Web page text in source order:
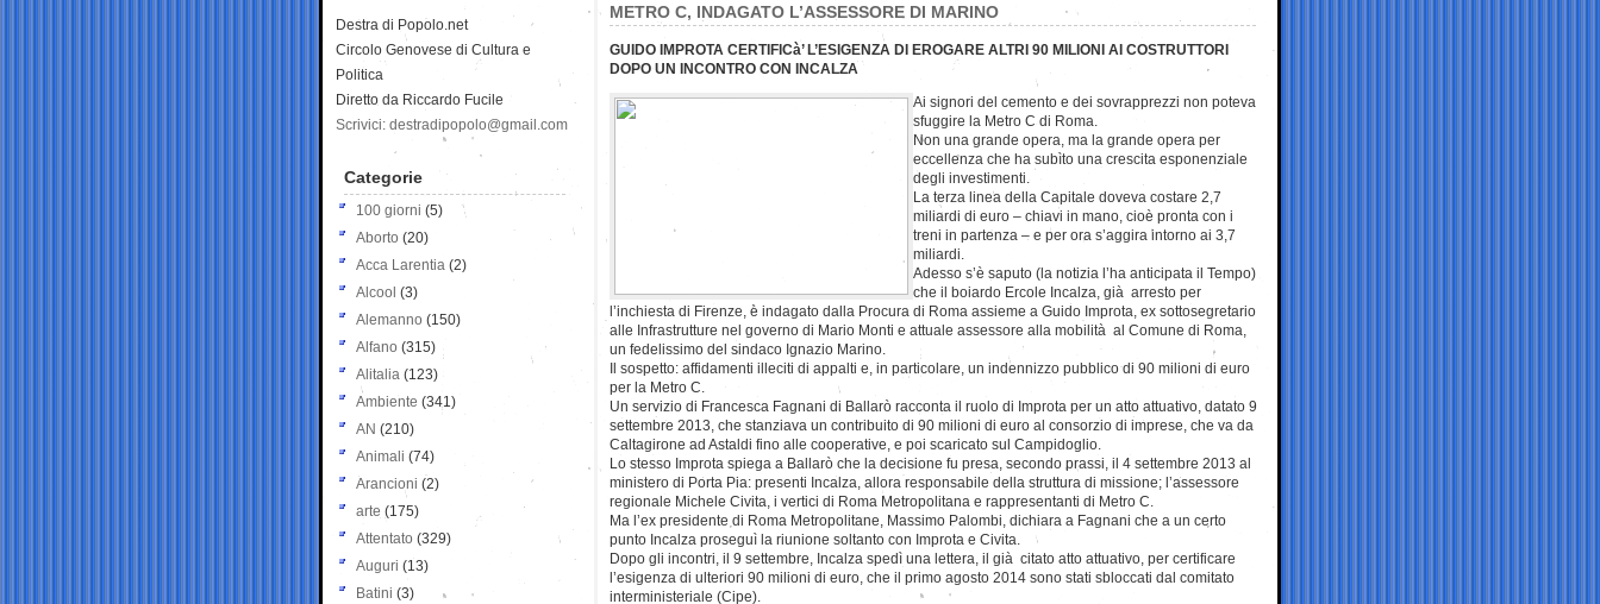
METRO C, INDAGATO L’ASSESSORE DI MARINO
GUIDO IMPROTA CERTIFICà’ L’ESIGENZA DI EROGARE ALTRI 90 MILIONI AI COSTRUTTORI
DOPO UN INCONTRO CON INCALZA
Ai signori del cemento e dei sovrapprezzi non poteva
sfuggire la Metro C di Roma.
Non una grande opera, ma la grande opera per
eccellenza che ha subìto una crescita esponenziale
degli investimenti.
La terza linea della Capitale doveva costare 2,7
miliardi di euro – chiavi in mano, cioè pronta con i
treni in partenza – e per ora s’aggira intorno ai 3,7
miliardi.
Adesso s’è saputo (la notizia l’ha anticipata il Tempo)
che il boiardo Ercole Incalza, già arresto per
l’inchiesta di Firenze, è indagato dalla Procura di Roma assieme a Guido Improta, ex sottosegretario
alle Infrastrutture nel governo di Mario Monti e attuale assessore alla mobilità al Comune di Roma,
un fedelissimo del sindaco Ignazio Marino.
Il sospetto: affidamenti illeciti di appalti e, in particolare, un indennizzo pubblico di 90 milioni di euro
per la Metro C.
Un servizio di Francesca Fagnani di Ballarò racconta il ruolo di Improta per un atto attuativo, datato 9
settembre 2013, che stanziava un contribuito di 90 milioni di euro al consorzio di imprese, che va da
Caltagirone ad Astaldi fino alle cooperative, e poi scaricato sul Campidoglio.
Lo stesso Improta spiega a Ballarò che la decisione fu presa, secondo prassi, il 4 settembre 2013 al
ministero di Porta Pia: presenti Incalza, allora responsabile della struttura di missione; l’assessore
regionale Michele Civita, i vertici di Roma Metropolitana e rappresentanti di Metro C.
Ma l’ex presidente di Roma Metropolitane, Massimo Palombi, dichiara a Fagnani che a un certo
punto Incalza proseguì la riunione soltanto con Improta e Civita.
Dopo gli incontri, il 9 settembre, Incalza spedì una lettera, il già citato atto attuativo, per certificare
l’esigenza di ulteriori 90 milioni di euro, che il primo agosto 2014 sono stati sbloccati dal comitato
interministeriale (Cipe).
Destra di Popolo.net
Circolo Genovese di Cultura e
Politica
Diretto da Riccardo Fucile
Scrivici: destradipopolo@gmail.com
Categorie
100 giorni (5)
Aborto (20)
Acca Larentia (2)
Alcool (3)
Alemanno (150)
Alfano (315)
Alitalia (123)
Ambiente (341)
AN (210)
Animali (74)
Arancioni (2)
arte (175)
Attentato (329)
Auguri (13)
Batini (3)